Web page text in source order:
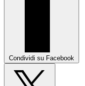
Condividi su Facebook